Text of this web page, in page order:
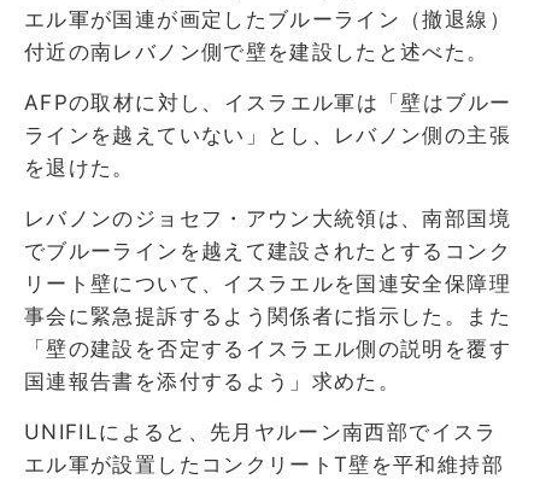
エル軍が国連が画定したブルーライン（撤退線）
付近の南レバノン側で壁を建設したと述べた。
AFPの取材に対し、イスラエル軍は「壁はブルー
ラインを越えていない」とし、レバノン側の主張
を退けた。
レバノンのジョセフ・アウン大統領は、南部国境
でブルーラインを越えて建設されたとするコンク
リート壁について、イスラエルを国連安全保障理
事会に緊急提訴するよう関係者に指示した。また
「壁の建設を否定するイスラエル側の説明を覆す
国連報告書を添付するよう」求めた。
UNIFILによると、先月ヤルーン南西部でイスラ
エル軍が設置したコンクリートT壁を平和維持部